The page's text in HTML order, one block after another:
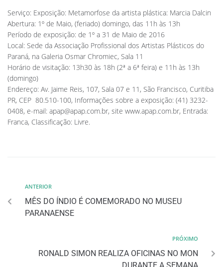
Serviço: Exposição: Metamorfose da artista plástica: Marcia Dalcin
Abertura: 1º de Maio, (feriado) domingo, das 11h às 13h
Período de exposição: de 1º a 31 de Maio de 2016
Local: Sede da Associação Profissional dos Artistas Plásticos do
Paraná, na Galeria Osmar Chromiec, Sala 11
Horário de visitação: 13h30 às 18h (2ª a 6ª feira) e 11h às 13h
(domingo)
Endereço: Av. Jaime Reis, 107, Sala 07 e 11, São Francisco, Curitiba 
PR, CEP  80.510-100, Informações sobre a exposição: (41) 3232-
0408, e-mail: apap@apap.com.br, site www.apap.com.br, Entrada:
Franca, Classificação: Livre.
ANTERIOR
MÊS DO ÍNDIO É COMEMORADO NO MUSEU
PARANAENSE
PRÓXIMO
RONALD SIMON REALIZA OFICINAS NO MON
DURANTE A SEMANA